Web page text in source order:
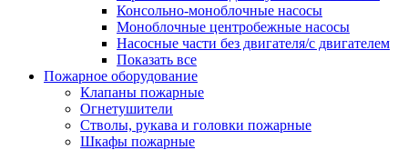
Консольно-моноблочные насосы
Моноблочные центробежные насосы
Насосные части без двигателя/с двигателем
Показать все
Пожарное оборудование
Клапаны пожарные
Огнетушители
Стволы, рукава и головки пожарные
Шкафы пожарные